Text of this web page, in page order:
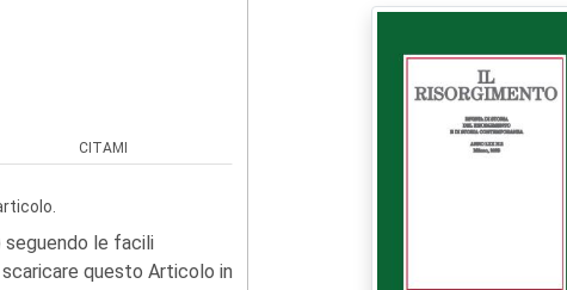
CITAMI
le facili
questo Articolo in